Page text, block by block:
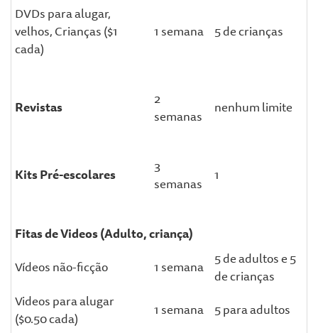
DVDs para alugar,
velhos, Crianças ($1
cada)
1 semana 5 de crianças
Revistas
2
semanas
nenhum limite
Kits Pré-escolares
3
semanas
1
Fitas de Videos (Adulto, criança)
Vídeos não-ficção
1 semana 5 de adultos e 5
de crianças
Videos para alugar
($0.50 cada)
1 semana 5 para adultos